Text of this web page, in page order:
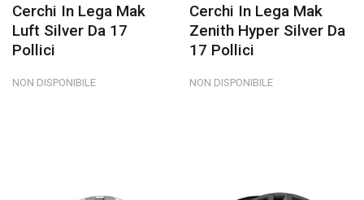
Cerchi In Lega Mak
Luft Silver Da 17
Pollici
NON DISPONIBILE
Cerchi In Lega Mak
Zenith Hyper Silver Da
17 Pollici
NON DISPONIBILE